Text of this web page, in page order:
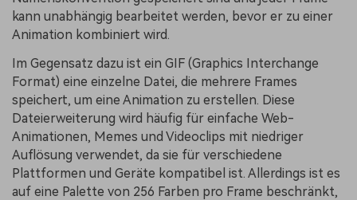
kann unabhängig bearbeitet werden, bevor er zu einer
Animation kombiniert wird.
Im Gegensatz dazu ist ein GIF (Graphics Interchange
Format) eine einzelne Datei, die mehrere Frames
speichert, um eine Animation zu erstellen. Diese
Dateierweiterung wird häufig für einfache Web-
Animationen, Memes und Videoclips mit niedriger
Auflösung verwendet, da sie für verschiedene
Plattformen und Geräte kompatibel ist. Allerdings ist es
auf eine Palette von 256 Farben pro Frame beschränkt,